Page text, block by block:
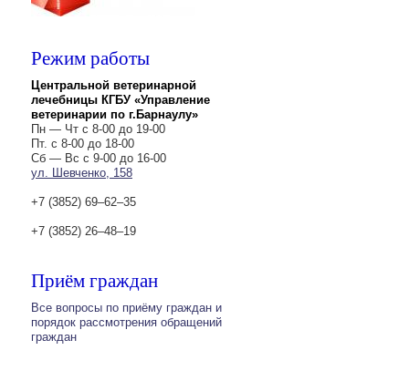
Режим работы
Центральной ветеринарной
лечебницы КГБУ «Управление
ветеринарии по г.Барнаулу»
Пн — Чт с 8-00 до 19-00
Пт. с 8-00 до 18-00
Сб — Вс с 9-00 до 16-00
ул. Шевченко, 158
+7 (3852) 69‒62‒35
+7 (3852) 26‒48‒19
Приём граждан
Все вопросы по приёму граждан и
порядок рассмотрения обращений
граждан